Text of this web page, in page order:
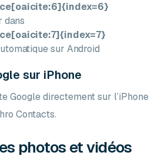
dans
sur Android
sur iPhone
Google directement sur l’iPhone
Contacts.
photos et vidéos